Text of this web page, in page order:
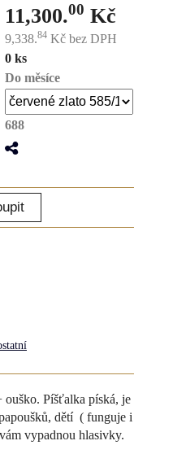
11,300.00 Kč
9,338.84 Kč bez DPH
0 ks
Do měsíce
688
ouško. Píšťalka píská, je
dětí ( funguje i
vypadnou hlasivky.